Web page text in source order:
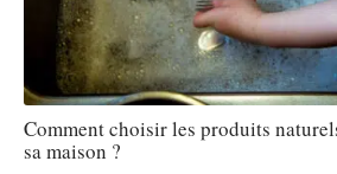
Comment choisir les produits
sa maison ?